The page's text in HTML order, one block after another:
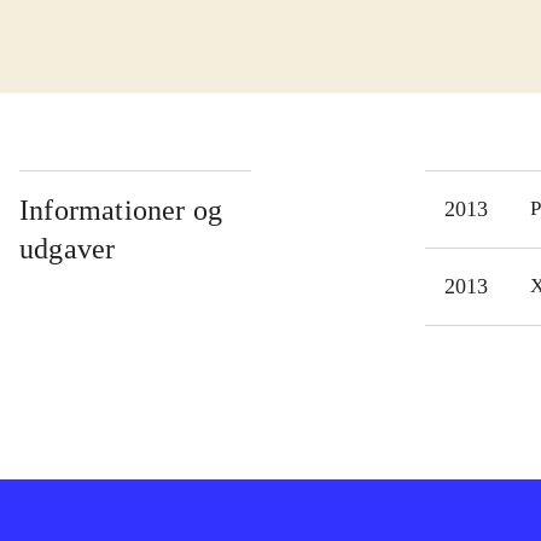
Lyd
Informationer og
udgaver
2013
2013